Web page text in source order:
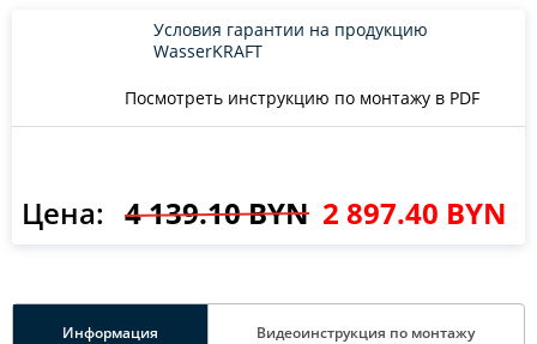
Посмотреть инструкцию по монтажу в PDF
Условия гарантии на продукцию
WasserKRAFT
Цена: 4 139.10 BYN 2 897.40 BYN
Информация Видеоинструкция по монтажу